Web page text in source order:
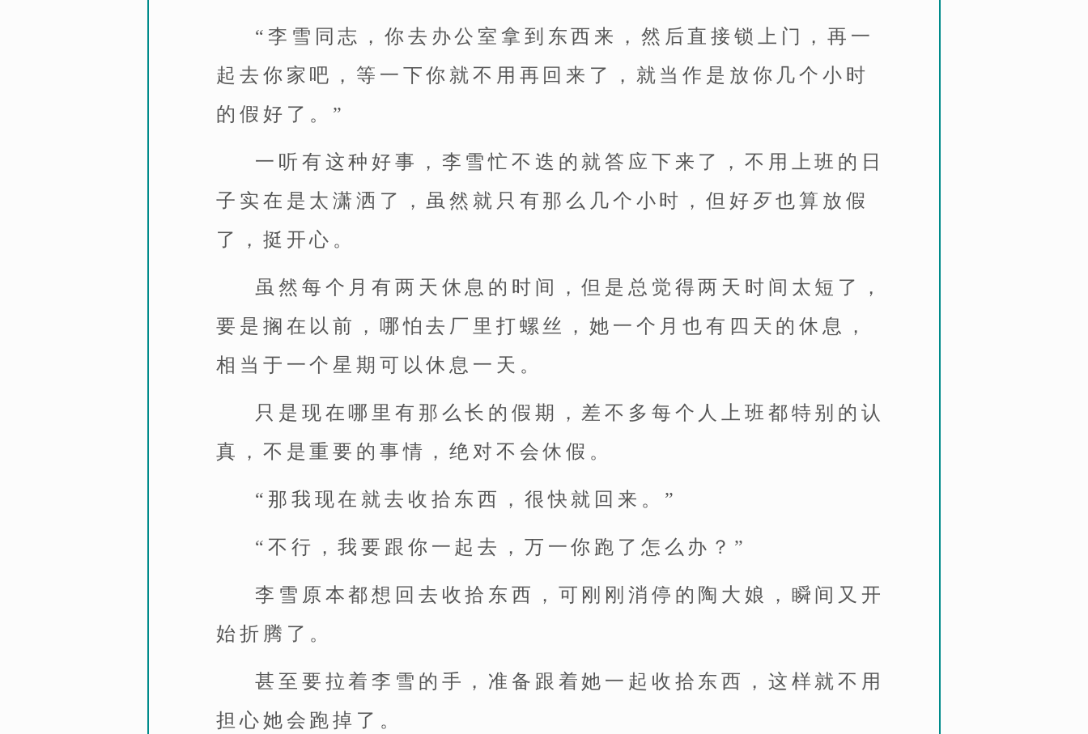
“李雪同志，你去办公室拿到东西来，然后直接锁上门，再一
起去你家吧，等一下你就不用再回来了，就当作是放你几个小时
的假好了。”
一听有这种好事，李雪忙不迭的就答应下来了，不用上班的日
子实在是太潇洒了，虽然就只有那么几个小时，但好歹也算放假
了，挺开心。
虽然每个月有两天休息的时间，但是总觉得两天时间太短了，
要是搁在以前，哪怕去厂里打螺丝，她一个月也有四天的休息，
相当于一个星期可以休息一天。
只是现在哪里有那么长的假期，差不多每个人上班都特别的认
真，不是重要的事情，绝对不会休假。
“那我现在就去收拾东西，很快就回来。”
“不行，我要跟你一起去，万一你跑了怎么办？”
李雪原本都想回去收拾东西，可刚刚消停的陶大娘，瞬间又开
始折腾了。
甚至要拉着李雪的手，准备跟着她一起收拾东西，这样就不用
担心她会跑掉了。